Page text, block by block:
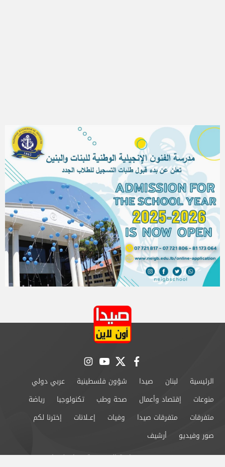
facebook
twitter
youtube
instagram
الرئيسية لبنان صيدا شؤون فلسطينية
عربي دولي
منوعات
إقتصاد وأعمال صحة وطب تكنولوجيا
رياضة
متفرقات
متفرقات صيدا وفيات إعــلانات
إخترنا لكم
صور وفيديو
أرشيف
من نحن
سياسة الخصوصية اتصل بنا